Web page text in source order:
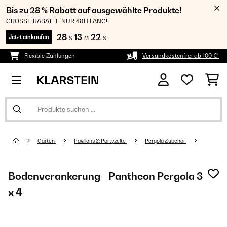
Bis zu 28 % Rabatt auf ausgewählte Produkte!
GROSSE RABATTE NUR 48H LANG!
Jetzt einkaufen 28 S 13 M 22 S
Flexible Zahlungen Versandkostenfrei ab 100 €*
Garten Pavillons & Partyzelte Pergola Zubehör
Bodenverankerung - Pantheon Pergola 3
x 4